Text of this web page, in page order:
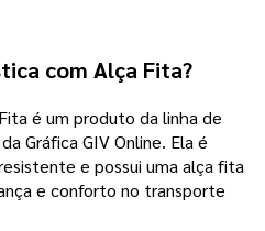
com Alça Fita?
é um produto da linha de
Gráfica GIV Online. Ela é
e possui uma alça fita
e conforto no transporte